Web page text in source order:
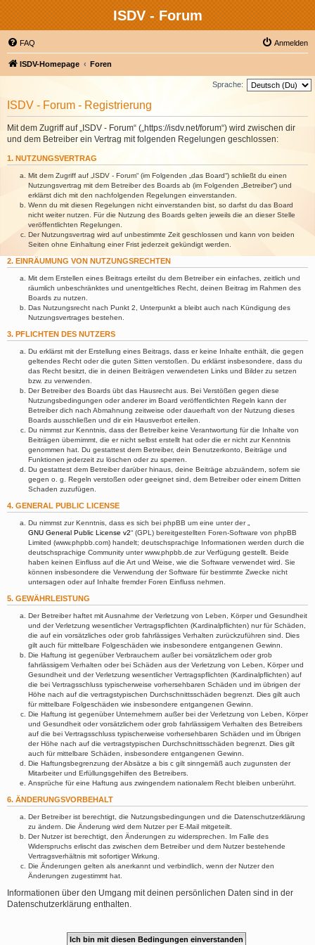
ISDV - Forum
FAQ Anmelden
ISDV-Homepage Foren
Sprache:
ISDV - Forum - Registrierung
Mit dem Zugriff auf „ISDV - Forum“ („https://isdv.net/forum“) wird zwischen dir
und dem Betreiber ein Vertrag mit folgenden Regelungen geschlossen:
1. NUTZUNGSVERTRAG
Mit dem Zugriff auf „ISDV - Forum“ (im Folgenden „das Board“) schließt du einen
Nutzungsvertrag mit dem Betreiber des Boards ab (im Folgenden „Betreiber“) und
erklärst dich mit den nachfolgenden Regelungen einverstanden.
Wenn du mit diesen Regelungen nicht einverstanden bist, so darfst du das Board
nicht weiter nutzen. Für die Nutzung des Boards gelten jeweils die an dieser Stelle
veröffentlichten Regelungen.
Der Nutzungsvertrag wird auf unbestimmte Zeit geschlossen und kann von beiden
Seiten ohne Einhaltung einer Frist jederzeit gekündigt werden.
2. EINRÄUMUNG VON NUTZUNGSRECHTEN
Mit dem Erstellen eines Beitrags erteilst du dem Betreiber ein einfaches, zeitlich und
räumlich unbeschränktes und unentgeltliches Recht, deinen Beitrag im Rahmen des
Boards zu nutzen.
Das Nutzungsrecht nach Punkt 2, Unterpunkt a bleibt auch nach Kündigung des
Nutzungsvertrages bestehen.
3. PFLICHTEN DES NUTZERS
Du erklärst mit der Erstellung eines Beitrags, dass er keine Inhalte enthält, die gegen
geltendes Recht oder die guten Sitten verstoßen. Du erklärst insbesondere, dass du
das Recht besitzt, die in deinen Beiträgen verwendeten Links und Bilder zu setzen
bzw. zu verwenden.
Der Betreiber des Boards übt das Hausrecht aus. Bei Verstößen gegen diese
Nutzungsbedingungen oder anderer im Board veröffentlichten Regeln kann der
Betreiber dich nach Abmahnung zeitweise oder dauerhaft von der Nutzung dieses
Boards ausschließen und dir ein Hausverbot erteilen.
Du nimmst zur Kenntnis, dass der Betreiber keine Verantwortung für die Inhalte von
Beiträgen übernimmt, die er nicht selbst erstellt hat oder die er nicht zur Kenntnis
genommen hat. Du gestattest dem Betreiber, dein Benutzerkonto, Beiträge und
Funktionen jederzeit zu löschen oder zu sperren.
Du gestattest dem Betreiber darüber hinaus, deine Beiträge abzuändern, sofern sie
gegen o. g. Regeln verstoßen oder geeignet sind, dem Betreiber oder einem Dritten
Schaden zuzufügen.
4. GENERAL PUBLIC LICENSE
Du nimmst zur Kenntnis, dass es sich bei phpBB um eine unter der „
GNU General Public License v2“ (GPL) bereitgestellten Foren-Software von phpBB
Limited (www.phpbb.com) handelt; deutschsprachige Informationen werden durch die
deutschsprachige Community unter www.phpbb.de zur Verfügung gestellt. Beide
haben keinen Einfluss auf die Art und Weise, wie die Software verwendet wird. Sie
können insbesondere die Verwendung der Software für bestimmte Zwecke nicht
untersagen oder auf Inhalte fremder Foren Einfluss nehmen.
5. GEWÄHRLEISTUNG
Der Betreiber haftet mit Ausnahme der Verletzung von Leben, Körper und Gesundheit
und der Verletzung wesentlicher Vertragspflichten (Kardinalpflichten) nur für Schäden,
die auf ein vorsätzliches oder grob fahrlässiges Verhalten zurückzuführen sind. Dies
gilt auch für mittelbare Folgeschäden wie insbesondere entgangenen Gewinn.
Die Haftung ist gegenüber Verbrauchern außer bei vorsätzlichem oder grob
fahrlässigem Verhalten oder bei Schäden aus der Verletzung von Leben, Körper und
Gesundheit und der Verletzung wesentlicher Vertragspflichten (Kardinalpflichten) auf
die bei Vertragsschluss typischerweise vorhersehbaren Schäden und im übrigen der
Höhe nach auf die vertragstypischen Durchschnittsschäden begrenzt. Dies gilt auch
für mittelbare Folgeschäden wie insbesondere entgangenen Gewinn.
Die Haftung ist gegenüber Unternehmern außer bei der Verletzung von Leben, Körper
und Gesundheit oder vorsätzlichem oder grob fahrlässigem Verhalten des Betreibers
auf die bei Vertragsschluss typischerweise vorhersehbaren Schäden und im Übrigen
der Höhe nach auf die vertragstypischen Durchschnittsschäden begrenzt. Dies gilt
auch für mittelbare Schäden, insbesondere entgangenen Gewinn.
Die Haftungsbegrenzung der Absätze a bis c gilt sinngemäß auch zugunsten der
Mitarbeiter und Erfüllungsgehilfen des Betreibers.
Ansprüche für eine Haftung aus zwingendem nationalem Recht bleiben unberührt.
6. ÄNDERUNGSVORBEHALT
Der Betreiber ist berechtigt, die Nutzungsbedingungen und die Datenschutzerklärung
zu ändern. Die Änderung wird dem Nutzer per E-Mail mitgeteilt.
Der Nutzer ist berechtigt, den Änderungen zu widersprechen. Im Falle des
Widerspruchs erlischt das zwischen dem Betreiber und dem Nutzer bestehende
Vertragsverhältnis mit sofortiger Wirkung.
Die Änderungen gelten als anerkannt und verbindlich, wenn der Nutzer den
Änderungen zugestimmt hat.
Informationen über den Umgang mit deinen persönlichen Daten sind in der
Datenschutzerklärung enthalten.